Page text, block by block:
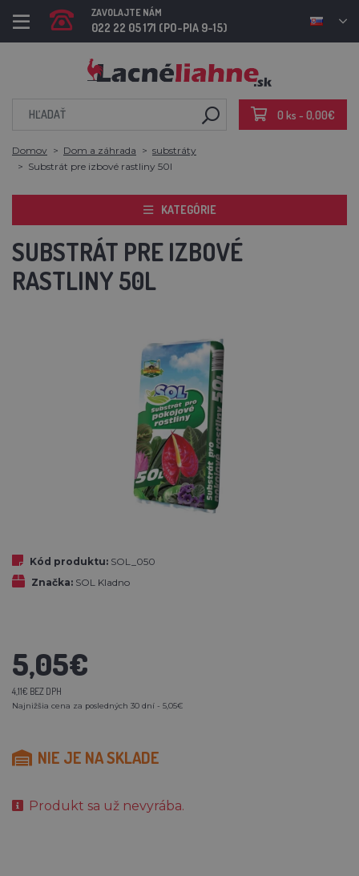
ZAVOLAJTE NÁM
022 22 05 171 (PO-PIA 9-15)
0 ks - 0,00€
Domov Dom a záhrada
substráty
Substrát pre izbové rastliny 50l
KATEGÓRIE
SUBSTRÁT PRE IZBOVÉ
RASTLINY 50L
Kód produktu: SOL_050
Značka: SOL Kladno
5,05€
4,11€ BEZ DPH
Najnižšia cena za posledných 30 dní - 5,05€
NIE JE NA SKLADE
Produkt sa už nevyrába.